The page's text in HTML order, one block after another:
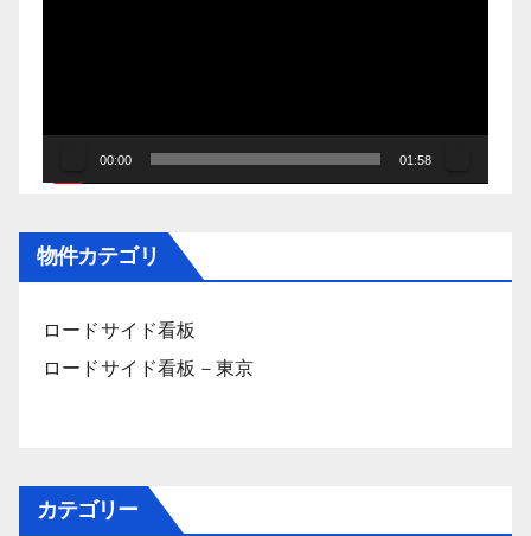
00:00 01:58
物件カテゴリ
ロードサイド看板
ロードサイド看板－東京
カテゴリー